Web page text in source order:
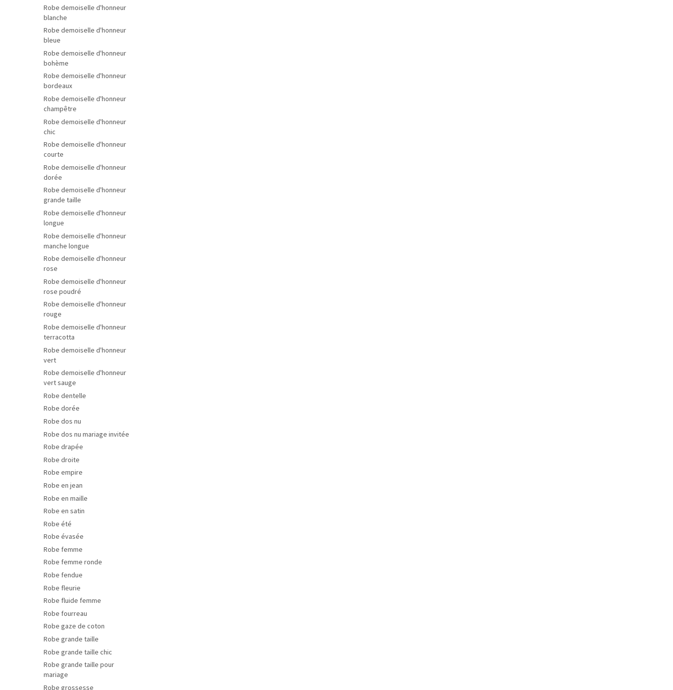
Robe demoiselle d'honneur
blanche
Robe demoiselle d'honneur
bleue
Robe demoiselle d'honneur
bohème
Robe demoiselle d'honneur
bordeaux
Robe demoiselle d'honneur
champêtre
Robe demoiselle d'honneur
chic
Robe demoiselle d'honneur
courte
Robe demoiselle d'honneur
dorée
Robe demoiselle d'honneur
grande taille
Robe demoiselle d'honneur
longue
Robe demoiselle d'honneur
manche longue
Robe demoiselle d'honneur
rose
Robe demoiselle d'honneur
rose poudré
Robe demoiselle d'honneur
rouge
Robe demoiselle d'honneur
terracotta
Robe demoiselle d'honneur
vert
Robe demoiselle d'honneur
vert sauge
Robe dentelle
Robe dorée
Robe dos nu
Robe dos nu mariage invitée
Robe drapée
Robe droite
Robe empire
Robe en jean
Robe en maille
Robe en satin
Robe été
Robe évasée
Robe femme
Robe femme ronde
Robe fendue
Robe fleurie
Robe fluide femme
Robe fourreau
Robe gaze de coton
Robe grande taille
Robe grande taille chic
Robe grande taille pour
mariage
Robe grossesse